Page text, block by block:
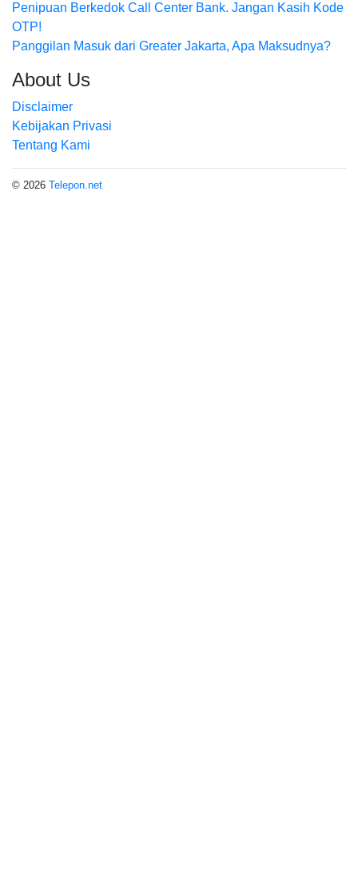
Penipuan Berkedok Call Center Bank. Jangan Kasih Kode
OTP!
Panggilan Masuk dari Greater Jakarta, Apa Maksudnya?
About Us
Disclaimer
Kebijakan Privasi
Tentang Kami
© 2026 Telepon.net